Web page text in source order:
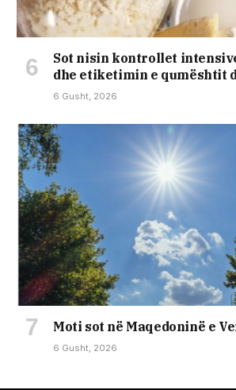
Sot nisin kontrollet
dhe etiketimin e qumështit
6 Gusht, 2026
Moti sot në Maqedoninë e
6 Gusht, 2026